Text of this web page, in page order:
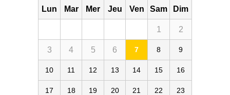
Lun Mar Mer Jeu Ven Sam Dim
1 2
3 4 5 6 7 8 9
10 11 12 13 14 15 16
17 18 19 20 21 22 23